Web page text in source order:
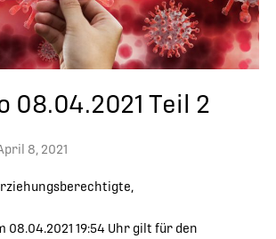
08.04.2021 Teil 2
8, 2021
08.04.2021 19:54 Uhr gilt für den